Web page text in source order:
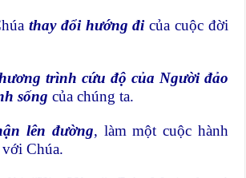
thay đổi hướng đicủa cuộc đời
trình cứu độ của Người đảo
sống của chúng ta.
lên đường, làm một cuộc hành
Chúa.